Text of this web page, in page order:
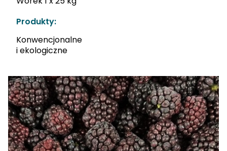
Produkty:
Konwencjonalne
i ekologiczne